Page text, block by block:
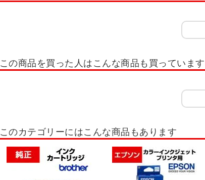
この商品を買った人はこんな商品も買っています
このカテゴリーにはこんな商品もあります